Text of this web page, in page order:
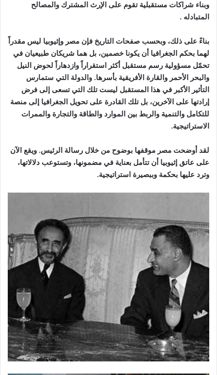
وبناء شراكات مستقبلية تقوم على الإرث المشترك والمصالح
المتبادله .
بناءً على ذلك، وبحسب صفحات التاريخ فإن مصر وإثيوبيا ليس مقدراً
لهما بحكم الجغرافيا أن يكونا خصمين، بل هما شريكان طبيعيان في
تحمّل مسؤولية رسم مستقبل أكثر استقراراً وازدهاراً لحوض النيل
والبحر الأحمر والقارة الأفريقية بأسرها. والدولة التي ستمارس
التأثير الأكبر في هذا المستقبل ليست تلك التي تسعى إلى فرض
إرادتها على الآخرين، بل تلك القادرة على تحويل الجغرافيا إلى منصة
للتكامل والتنمية والربط بين الموارد والطاقة والتجارة والممرات
الاستراتيجية.
لقد أوضحت مصر موقفها بوضوح من خلال رسالة الرئيس. ويقع الآن
على عاتق إثيوبيا أن تتأمل بعناية في مضمونها، وتستوعب دلالاتها،
وترد عليها بحكمة وببصيرة استراتيجية.